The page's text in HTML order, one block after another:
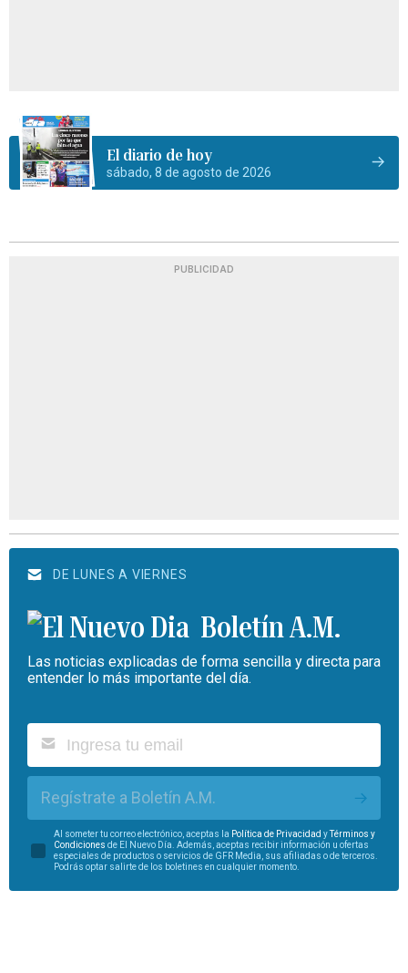
El diario de hoy
sábado, 8 de agosto de 2026
PUBLICIDAD
DE LUNES A VIERNES
Boletín A.M.
Las noticias explicadas de forma sencilla y directa para
entender lo más importante del día.
Regístrate a Boletín A.M.
Al someter tu correo electrónico, aceptas la Política de Privacidad yTérminos y
Condiciones de El Nuevo Día. Además, aceptas recibir información u ofertas
especiales de productos o servicios de GFR Media, sus afiliadas o de terceros.
Podrás optar salirte de los boletines en cualquier momento.